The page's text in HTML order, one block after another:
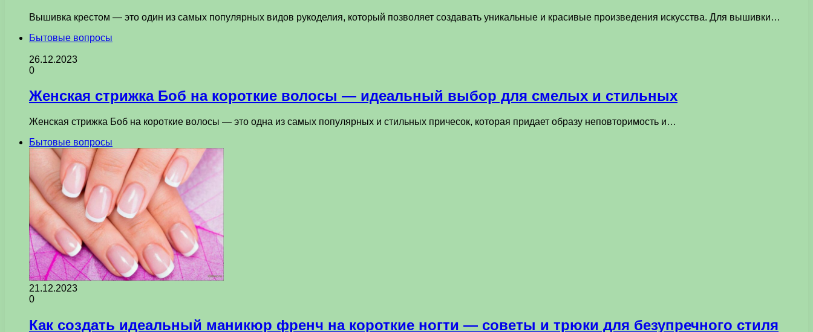
Вышивка крестом — это один из самых популярных видов рукоделия, который позволяет создавать уникальные и красивые произведения искусства. Для вышивки…
Бытовые вопросы
26.12.2023
0
Женская стрижка Боб на короткие волосы — идеальный выбор для смелых и стильных
Женская стрижка Боб на короткие волосы — это одна из самых популярных и стильных причесок, которая придает образу неповторимость и…
Бытовые вопросы
21.12.2023
0
Как создать идеальный маникюр френч на короткие ногти — советы и трюки для безупречного стиля